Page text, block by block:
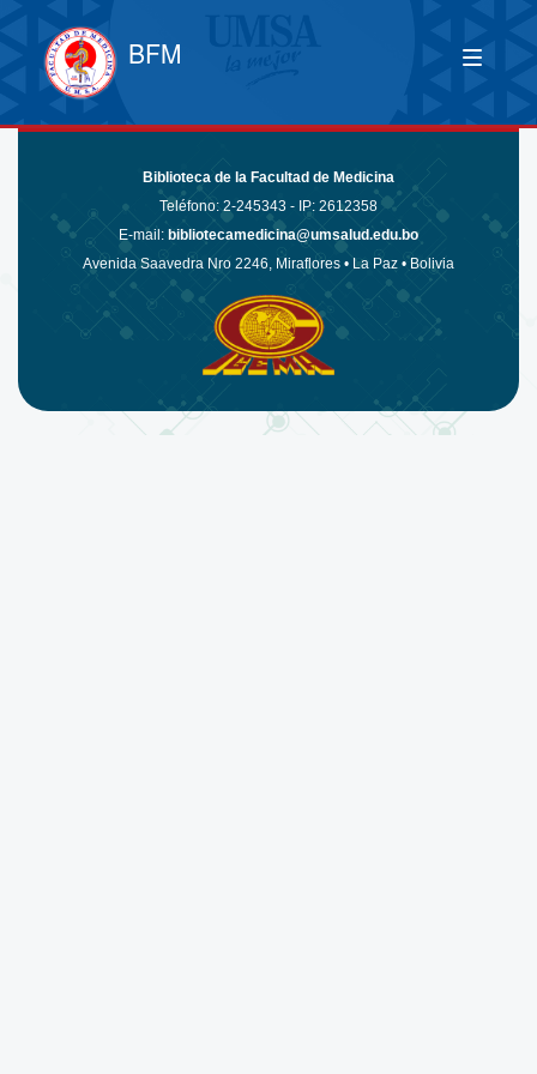
BFM
Biblioteca de la Facultad de Medicina
Teléfono: 2-245343 - IP: 2612358
E-mail: bibliotecamedicina@umsalud.edu.bo
Avenida Saavedra Nro 2246, Miraflores • La Paz • Bolivia